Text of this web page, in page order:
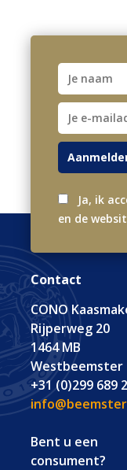
Ja, ik
en de
Contact
CONO
Rijperweg 20
1464 MB
Westbeemster
+31 (0)299 689
Bent u een
consument?